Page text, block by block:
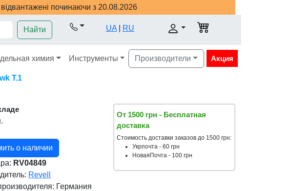
починаючи з 20.08.2026
Найти UA RU
химия Инструменты Производители Акция
T.1
о наличии
RV04849
Revell
Германия
От 1500 грн - Бесплатная
доставка
Стоимость доставки заказов до 1500 грн:
Укрпочта - 60 грн
НоваяПочта - 100 грн